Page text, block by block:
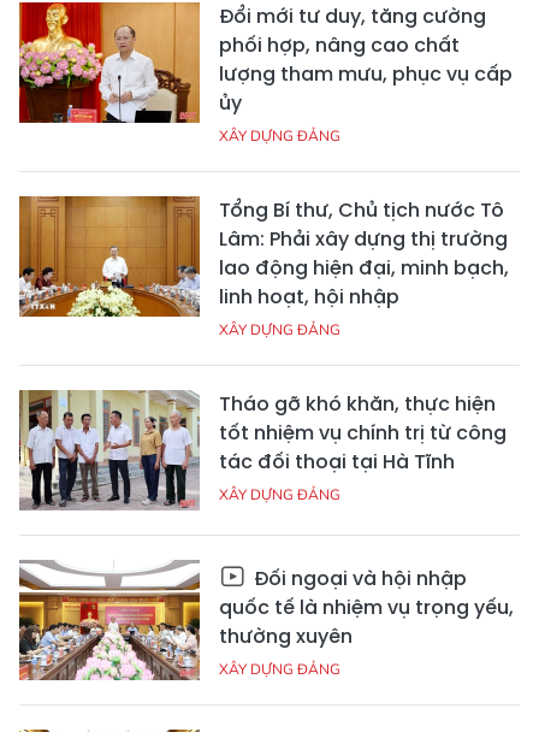
Đổi mới tư duy, tăng cường
phối hợp, nâng cao chất
lượng tham mưu, phục vụ cấp
ủy
XÂY DỰNG ĐẢNG
Tổng Bí thư, Chủ tịch nước Tô
Lâm: Phải xây dựng thị trường
lao động hiện đại, minh bạch,
linh hoạt, hội nhập
XÂY DỰNG ĐẢNG
Tháo gỡ khó khăn, thực hiện
tốt nhiệm vụ chính trị từ công
tác đối thoại tại Hà Tĩnh
XÂY DỰNG ĐẢNG
Đối ngoại và hội nhập
quốc tế là nhiệm vụ trọng yếu,
thường xuyên
XÂY DỰNG ĐẢNG